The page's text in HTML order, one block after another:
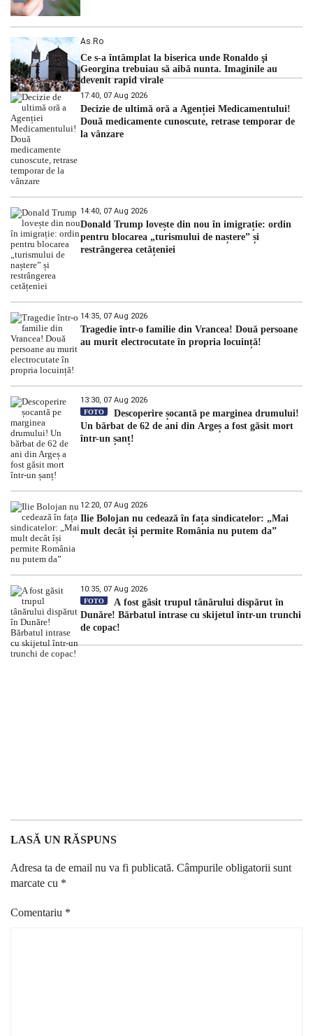
As.ro
Ce s-a întâmplat la biserica unde Ronaldo şi
Georgina trebuiau să aibă nunta. Imaginile au
devenit rapid virale
17:40, 07 Aug 2026
Decizie de ultimă oră a Agenției Medicamentului!
Două medicamente cunoscute, retrase temporar de
la vânzare
14:40, 07 Aug 2026
Donald Trump lovește din nou în imigrație: ordin
pentru blocarea „turismului de naștere” și
restrângerea cetățeniei
14:35, 07 Aug 2026
Tragedie într-o familie din Vrancea! Două persoane
au murit electrocutate în propria locuință!
13:30, 07 Aug 2026
FOTO
Descoperire șocantă pe marginea drumului!
Un bărbat de 62 de ani din Argeș a fost găsit mort
într-un șanț!
12:20, 07 Aug 2026
Ilie Bolojan nu cedează în fața sindicatelor: „Mai
mult decât își permite România nu putem da”
10:35, 07 Aug 2026
FOTO
A fost găsit trupul tânărului dispărut în
Dunăre! Bărbatul intrase cu skijetul într-un trunchi
de copac!
LASĂ UN RĂSPUNS
Adresa ta de email nu va fi publicată. Câmpurile obligatorii sunt
marcate cu *
Comentariu *